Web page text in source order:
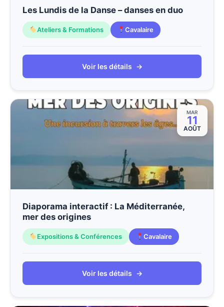
Les Lundis de la Danse – danses en duo
Ateliers & Formations Cavalaire
Voir les détails →
MAR
11
AOÛT
Diaporama interactif : La Méditerranée,
mer des origines
Expositions & Conférences Cavalaire
Voir les détails →